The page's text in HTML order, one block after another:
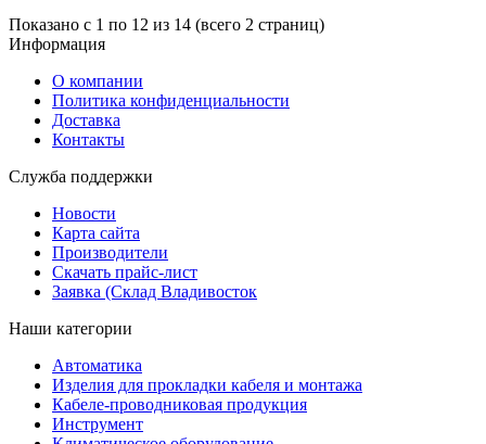
Показано с 1 по 12 из 14 (всего 2 страниц)
Информация
О компании
Политика конфиденциальности
Доставка
Контакты
Служба поддержки
Новости
Карта сайта
Производители
Скачать прайс-лист
Заявка (Склад Владивосток
Наши категории
Автоматика
Изделия для прокладки кабеля и монтажа
Кабеле-проводниковая продукция
Инструмент